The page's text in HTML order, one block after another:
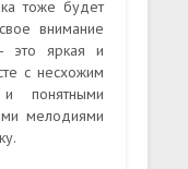
тоже будет
внимание
это яркая и
с несхожим
понятными
мелодиями